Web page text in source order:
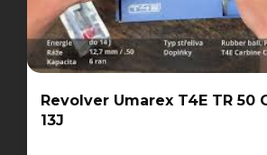
Revolver Umarex T4E TR 50
13J